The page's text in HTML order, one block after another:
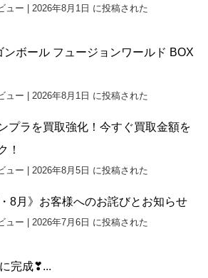
ュー |2026年8月1日 に投稿された
ンボール フュージョンワールド BOX
ュー |2026年8月1日 に投稿された
プラを買取強化！今すぐ買取金額を
！
ュー |2026年8月5日 に投稿された
・8月》お客様へのお詫びとお知らせ
ュー |2026年7月6日 に投稿された
完成❣...